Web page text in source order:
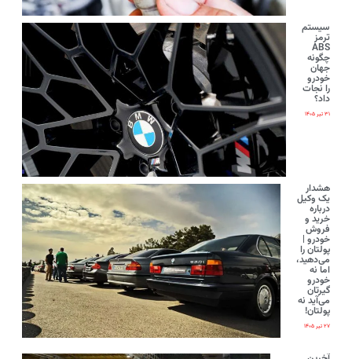
سیستم
ترمز
ABS
چگونه
جهان
خودرو
را نجات
داد؟
۳۱ تیر ۱۴۰۵
هشدار
یک وکیل
درباره
خرید و
فروش
خودرو |
پولتان را
می‌دهید،
اما نه
خودرو
گیرتان
می‌آید نه
پولتان!
۲۷ تیر ۱۴۰۵